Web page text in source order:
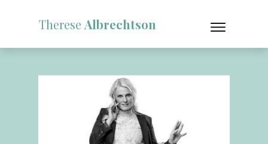
Therese Albrechtson